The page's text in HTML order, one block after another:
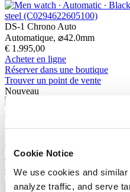
Cookie Notice
We use cookies and
analyze traffic, and serve
DS-1 Chrono Auto
Automatique, ⌀42.0mm
€ 1.995,00
Acheter en ligne
Réserver dans une boutique
Trouver un point de vente
Nouveau
DS-1 Big Date Powermatic 80
€ 935,00
Acheter en ligne
Réserver dans une boutique
Trouver un point de vente